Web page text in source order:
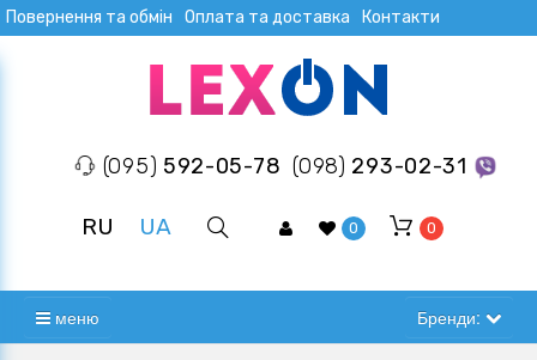
Повернення та обмін Оплата та доставка Контакти
(095) 592-05-78 (098) 293-02-31
RU UA 0 0
меню Бренди: